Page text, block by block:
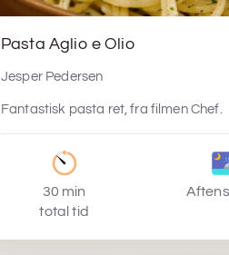
Pasta Aglio e Olio
Jesper Pedersen
Fantastisk pasta ret, fra filmen Chef.
30 min
total tid